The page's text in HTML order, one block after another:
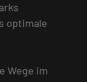
optimale
Wege im